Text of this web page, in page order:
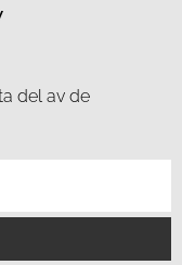
del av de